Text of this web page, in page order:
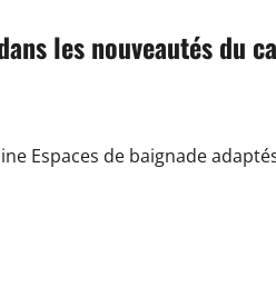
les nouveautés du
Espaces de baignade